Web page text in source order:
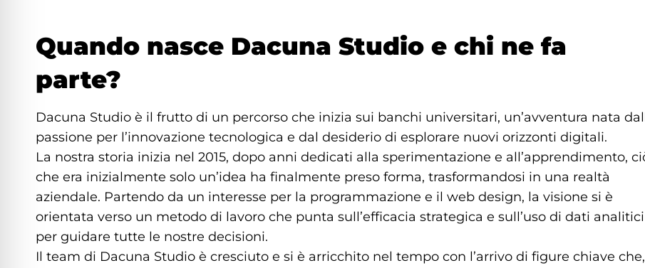
Quando nasce Dacuna Studio e chi ne fa
parte?
Dacuna Studio è il frutto di un percorso che inizia sui banchi universitari, un’avventura nata
passione per l’innovazione tecnologica e dal desiderio di esplorare nuovi orizzonti digitali.
La nostra storia inizia nel 2015, dopo anni dedicati alla sperimentazione e all’apprendimento,
che era inizialmente solo un’idea ha finalmente preso forma, trasformandosi in una realtà
aziendale. Partendo da un interesse per la programmazione e il web design, la visione si è
orientata verso un metodo di lavoro che punta sull’efficacia strategica e sull’uso di dati analitici
per guidare tutte le nostre decisioni.
Il team di Dacuna Studio è cresciuto e si è arricchito nel tempo con l’arrivo di figure chiave che,